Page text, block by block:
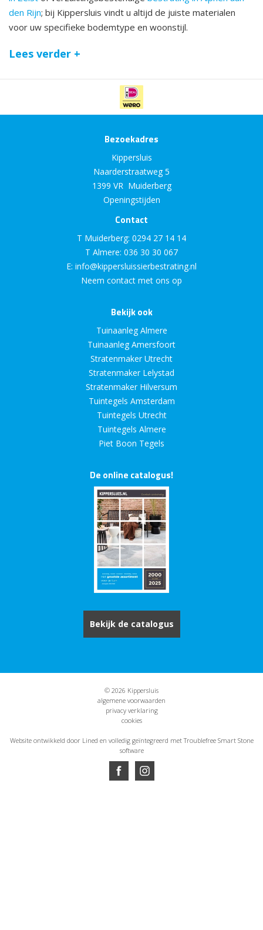
den Rijn; bij Kippersluis vindt u altijd de juiste materialen
voor uw specifieke bodemtype en woonstijl.
Lees verder +
Bezoekadres
Kippersluis
Naarderstraatweg 5
1399 VR Muiderberg
Openingstijden
Contact
T Muiderberg: 0294 27 14 14
T Almere: 036 30 30 067
E: info@kippersluissierbestrating.nl
Neem contact met ons op
Bekijk ook
Tuinaanleg Almere
Tuinaanleg Amersfoort
Stratenmaker Utrecht
Stratenmaker Lelystad
Stratenmaker Hilversum
Tuintegels Amsterdam
Tuintegels Utrecht
Tuintegels Almere
Piet Boon Tegels
De online catalogus!
Bekijk de catalogus
© 2026 Kippersluis
algemene voorwaarden
privacy verklaring
cookies
Website ontwikkeld door Lined en volledig geïntegreerd met Troublefree Smart Stone
software